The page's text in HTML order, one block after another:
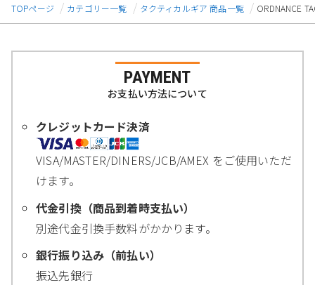
TOPページ
カテゴリー一覧 タクティカルギア 商品一覧 ORDNANCE
PAYMENT
お支払い方法について
クレジットカード決済
VISA/MASTER/DINERS/JCB/AMEX をご使用いただ
けます。
代金引換（商品到着時支払い）
別途代金引換手数料がかかります。
銀行振り込み（前払い）
振込先銀行